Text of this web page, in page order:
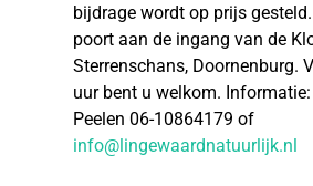
bijdrage wordt op prijs
poort aan de ingang van de
Sterrenschans, Doornenburg.
uur bent u welkom.
Peelen 06-10864179 of
info@lingewaardnatuurlijk.nl